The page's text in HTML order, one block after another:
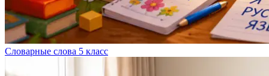
Словарные слова 5 класс